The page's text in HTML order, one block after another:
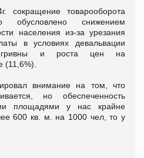
сокращение товарооборота
обусловлено снижением
населения из-за урезания
в условиях девальвации
гривны и роста цен на
(11,6%).
внимание на том, что
но обеспеченность
площадями у нас крайне
600 кв. м. на 1000 чел, то у